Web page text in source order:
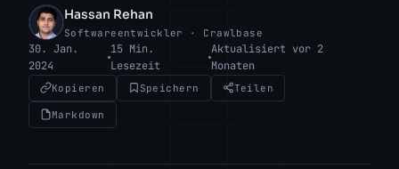
HR
Hassan Rehan
Softwareentwickler · Crawlbase
30. Jan.
2024
15 Min.
Lesezeit
Aktualisiert vor 2
Monaten
Kopieren Speichern Teilen
Markdown